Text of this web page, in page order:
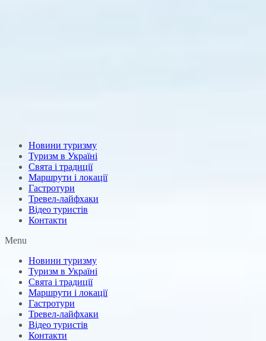
Новини туризму
Туризм в Україні
Свята і традиції
Маршрути і локації
Гастротури
Тревел-лайфхаки
Відео туристів
Контакти
Menu
Новини туризму
Туризм в Україні
Свята і традиції
Маршрути і локації
Гастротури
Тревел-лайфхаки
Відео туристів
Контакти